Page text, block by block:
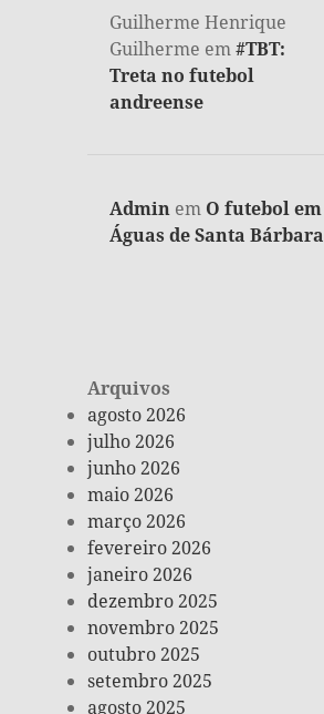
Guilherme Henrique
Guilherme em#TBT:
Treta no futebol
andreense
Admin em O futebol em
Águas de Santa Bárbara
Arquivos
agosto 2026
julho 2026
junho 2026
maio 2026
março 2026
fevereiro 2026
janeiro 2026
dezembro 2025
novembro 2025
outubro 2025
setembro 2025
agosto 2025